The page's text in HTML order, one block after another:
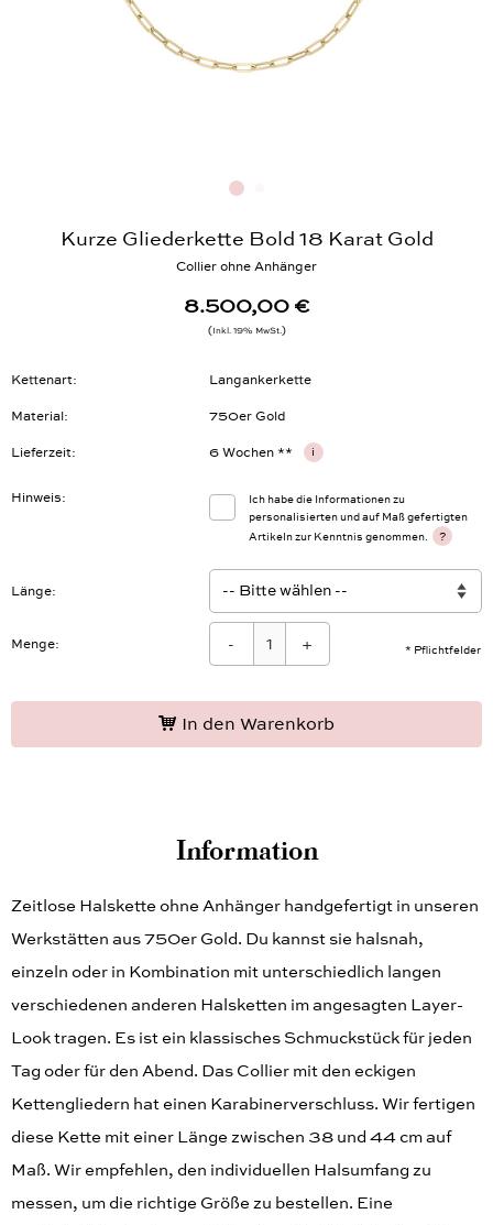
Kurze Gliederkette Bold 18 Karat Gold
Collier ohne Anhänger
8.500,00 €
Kettenart Langankerkette
i
Ich habe die Informationen zu
personalisierten und auf Maß gefertigten
Artikeln zur Kenntnis genommen.
?
Länge
Menge: +
In den Warenkorb
Information
Zeitlose Halskette ohne Anhänger handgefertigt in unseren
Werkstätten aus 750er Gold. Du kannst sie halsnah,
einzeln oder in Kombination mit unterschiedlich langen
verschiedenen anderen Halsketten im angesagten Layer-
Look tragen. Es ist ein klassisches Schmuckstück für jeden
Tag oder für den Abend. Das Collier mit den eckigen
Kettengliedern hat einen Karabinerverschluss. Wir fertigen
diese Kette mit einer Länge zwischen 38 und 44 cm auf
Maß. Wir empfehlen, den individuellen Halsumfang zu
messen, um die richtige Größe zu bestellen. Eine